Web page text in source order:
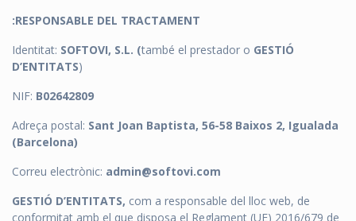
RESPONSABLE DEL TRACTAMENT:
Identitat: SOFTOVI, S.L. (també el prestador o GESTIÓ
D’ENTITATS)
NIF: B02642809
Adreça postal: Sant Joan Baptista, 56-58 Baixos 2, Igualada
(Barcelona)
Correu electrònic: admin@softovi.com
GESTIÓ D’ENTITATS, com a responsable del lloc web, de
conformitat amb el que disposa el Reglament (UE) 2016/679 de